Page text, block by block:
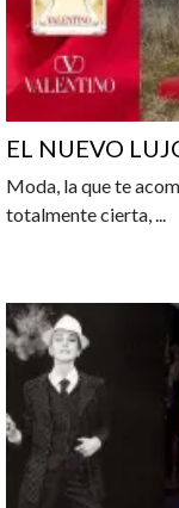
EL NUEVO
Moda, la que te
totalmente cierta,